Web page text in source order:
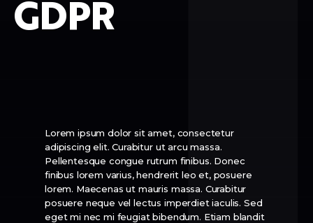
GDPR
Lorem ipsum dolor sit amet, consectetur
adipiscing elit. Curabitur ut arcu massa.
Pellentesque congue rutrum finibus. Donec
finibus lorem varius, hendrerit leo et, posuere
lorem. Maecenas ut mauris massa. Curabitur
posuere neque vel lectus imperdiet iaculis. Sed
eget mi nec mi feugiat bibendum. Etiam blandit